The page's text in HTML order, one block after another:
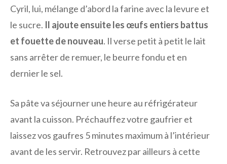
Cyril, lui, mélange d’abord la farine avec la levure et
le sucre. Il ajoute ensuite les œufs entiers battus
et fouette de nouveau. Il verse petit à petit le lait
sans arrêter de remuer, le beurre fondu et en
dernier le sel.
Sa pâte va séjourner une heure au réfrigérateur
avant la cuisson. Préchauffez votre gaufrier et
laissez vos gaufres 5 minutes maximum à l’intérieur
avant de les servir. Retrouvez par ailleurs à cette